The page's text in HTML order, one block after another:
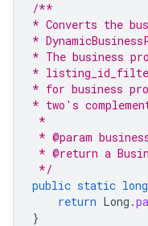
/**
* Converts the
*
* The business
*
* for business
* two's
*
* @param
* @return a
*/
public static long
return Long .
}